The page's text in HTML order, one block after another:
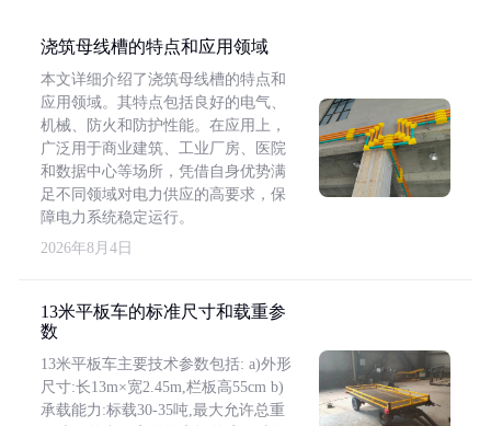
浇筑母线槽的特点和应用领域
本文详细介绍了浇筑母线槽的特点和
应用领域。其特点包括良好的电气、
机械、防火和防护性能。在应用上，
广泛用于商业建筑、工业厂房、医院
和数据中心等场所，凭借自身优势满
足不同领域对电力供应的高要求，保
障电力系统稳定运行。
2026年8月4日
13米平板车的标准尺寸和载重参
数
13米平板车主要技术参数包括: a)外形
尺寸:长13m×宽2.45m,栏板高55cm b)
承载能力:标载30-35吨,最大允许总重